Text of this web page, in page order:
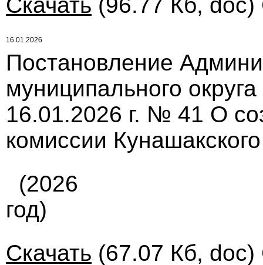
16.01.2026
Постановление
муниципального
16.01.2026 г. № 41 О
комиссии
(2026
год)
Скачать (67.07 Кб, doc)